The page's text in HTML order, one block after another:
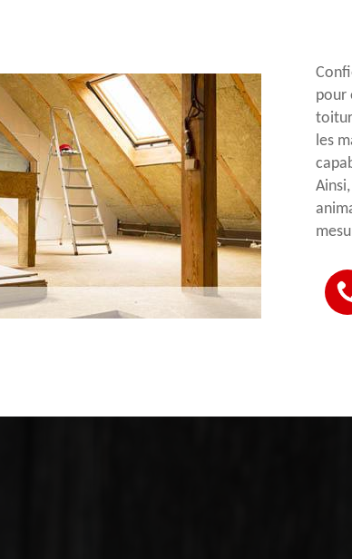
pour
les